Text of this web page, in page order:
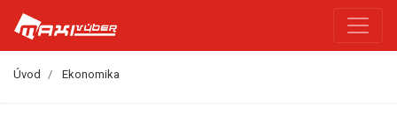
Úvod Ekonomika